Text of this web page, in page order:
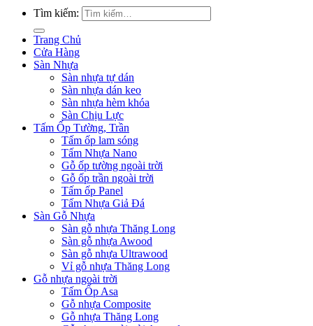
Tìm kiếm:
Trang Chủ
Cửa Hàng
Sàn Nhựa
Sàn nhựa tự dán
Sàn nhựa dán keo
Sàn nhựa hèm khóa
Sàn Chịu Lực
Tấm Ốp Tường, Trần
Tấm ốp lam sóng
Tấm Nhựa Nano
Gỗ ốp tường ngoài trời
Gỗ ốp trần ngoài trời
Tấm ốp Panel
Tấm Nhựa Giả Đá
Sàn Gỗ Nhựa
Sàn gỗ nhựa Thăng Long
Sàn gỗ nhựa Awood
Sàn gỗ nhựa Ultrawood
Vỉ gỗ nhựa Thăng Long
Gỗ nhựa ngoài trời
Tấm Ốp Asa
Gỗ nhựa Composite
Gỗ nhựa Thăng Long